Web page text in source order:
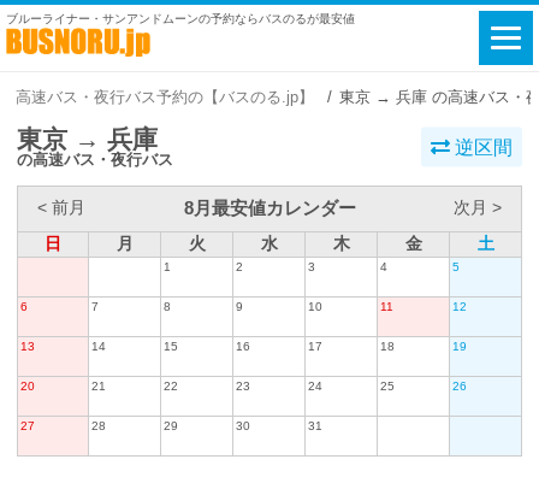
ブルーライナー・サンアンドムーンの予約ならバスのるが最安値
高速バス・夜行バス予約の【バスのる.jp】 東京 → 兵庫 の高速バス・
東京 → 兵庫
の高速バス・夜行バス
逆区間
< 前月 8月最安値カレンダー
次月 >
日
月 火 水 木 金 土
1 2 3 4 5
6 7 8 9 10 11 12
13 14 15 16 17 18 19
20 21 22 23 24 25 26
27 28 29 30 31